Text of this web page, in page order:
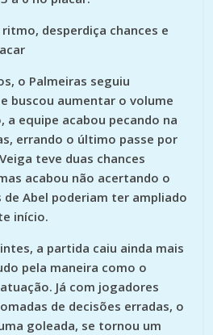
desperdiça chances e
o Palmeiras seguiu
buscou aumentar o volume
equipe acabou pecando na
errando o último passe por
teve duas chances
acabou não acertando o
de Abel poderiam ter ampliado
início.
a partida caiu ainda mais
pela maneira como o
Já com jogadores
de decisões erradas, o
goleada, se tornou um